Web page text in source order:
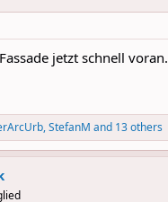
jetzt schnell voran.
,StefanM and 13 others